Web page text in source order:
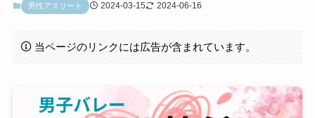
男性アスリート 2024-03-15 2024-06-16
当ページのリンクには広告が含まれています。